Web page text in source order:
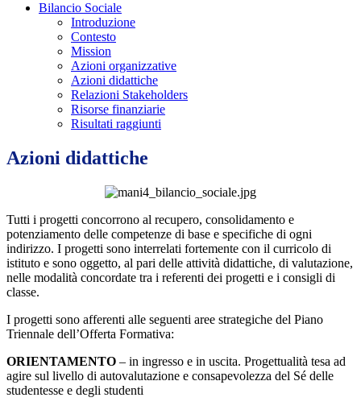
Bilancio Sociale
Introduzione
Contesto
Mission
Azioni organizzative
Azioni didattiche
Relazioni Stakeholders
Risorse finanziarie
Risultati raggiunti
Azioni didattiche
Tutti i progetti concorrono al recupero, consolidamento e
potenziamento delle competenze di base e specifiche di ogni
indirizzo. I progetti sono interrelati fortemente con il curricolo di
istituto e sono oggetto, al pari delle attività didattiche, di valutazione,
nelle modalità concordate tra i referenti dei progetti e i consigli di
classe.
I progetti sono afferenti alle seguenti aree strategiche del Piano
Triennale dell’Offerta Formativa:
ORIENTAMENTO – in ingresso e in uscita. Progettualità tesa ad
agire sul livello di autovalutazione e consapevolezza del Sé delle
studentesse e degli studenti